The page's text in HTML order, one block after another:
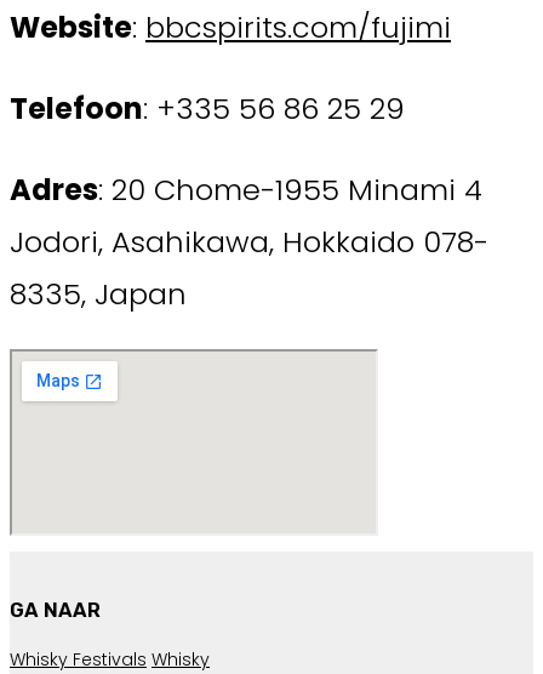
Website: bbcspirits.com/fujimi
Telefoon: +335 56 86 25 29
Adres: 20 Chome-1955 Minami 4
Jodori, Asahikawa, Hokkaido 078-
8335, Japan
GA NAAR
Whisky Festivals Whisky